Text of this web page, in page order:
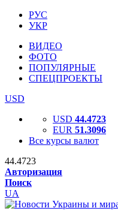
РУС
УКР
ВИДЕО
ФОТО
ПОПУЛЯРНЫЕ
СПЕЦПРОЕКТЫ
USD
USD 44.4723
EUR 51.3096
Все курсы валют
44.4723
Авторизация
Поиск
UA